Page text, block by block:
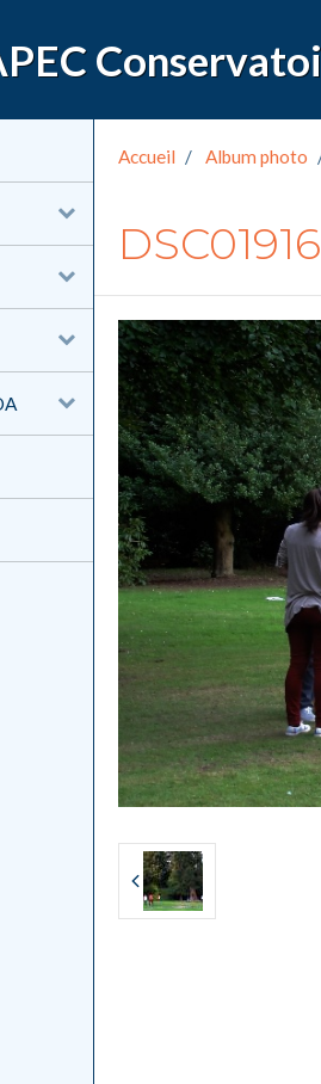
Accueil Album photo
DSC01916